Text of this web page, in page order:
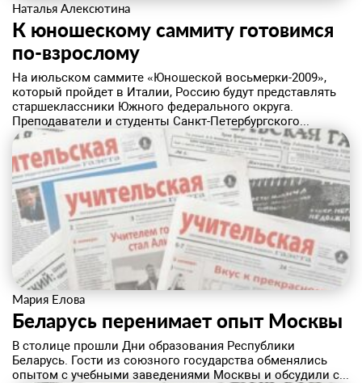
Наталья Алексютина
К юношескому саммиту готовимся
по-взрослому
На июльском саммите «Юношеской восьмерки-2009»,
который пройдет в Италии, Россию будут представлять
старшеклассники Южного федерального округа.
Преподаватели и студенты Санкт-Петербургского...
Мария Елова
Беларусь перенимает опыт Москвы
В столице прошли Дни образования Республики
Беларусь. Гости из союзного государства обменялись
опытом с учебными заведениями Москвы и обсудили с...